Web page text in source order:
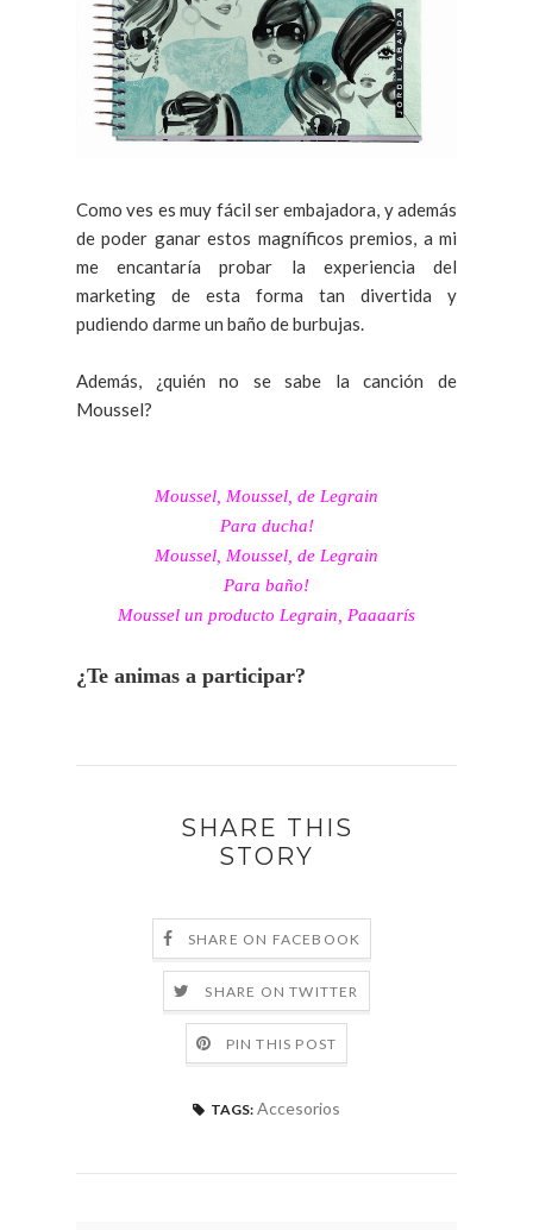
Como ves es muy fácil ser embajadora, y además
de poder ganar estos magníficos premios, a mi
me encantaría probar la experiencia del
marketing de esta forma tan divertida y
pudiendo darme un baño de burbujas.
Además, ¿quién no se sabe la canción de
Moussel?
Moussel, Moussel, de Legrain
Para ducha!
Moussel, Moussel, de Legrain
Para baño!
Moussel un producto Legrain, Paaaarís
¿Te animas a participar?
SHARE THIS
STORY
SHARE ON FACEBOOK
SHARE ON TWITTER
PIN THIS POST
TAGS: Accesorios